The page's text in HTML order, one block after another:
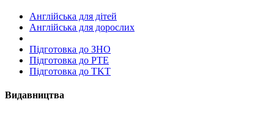
Англійська для дітей
Англійська для дорослих
Пiдготовка до ЗНО
Підготовка до PTE
Підготовка до TKT
Видавництва